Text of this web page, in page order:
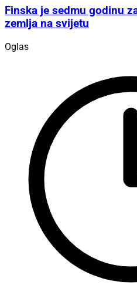
Finska je sedmu godinu
zemlja na svijetu
Oglas